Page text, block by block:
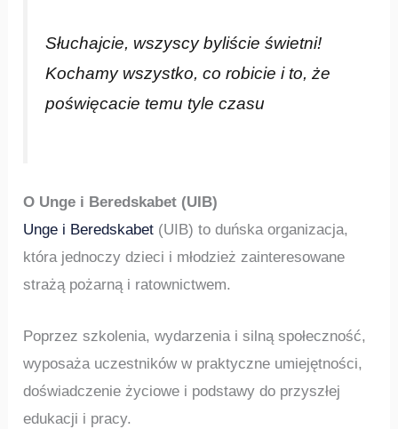
Słuchajcie, wszyscy byliście świetni!
Kochamy wszystko, co robicie i to, że
poświęcacie temu tyle czasu
O Unge i Beredskabet (UIB)
Unge i Beredskabet (UIB) to duńska organizacja,
która jednoczy dzieci i młodzież zainteresowane
strażą pożarną i ratownictwem.
Poprzez szkolenia, wydarzenia i silną społeczność,
wyposaża uczestników w praktyczne umiejętności,
doświadczenie życiowe i podstawy do przyszłej
edukacji i pracy.